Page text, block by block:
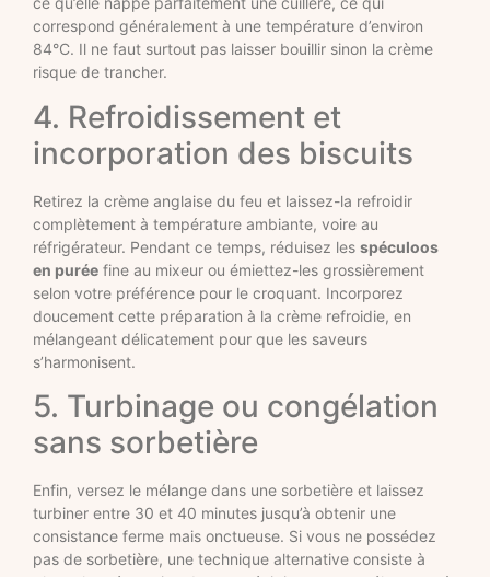
correspond généralement à une température d’environ
84°C. Il ne faut surtout pas laisser bouillir sinon la crème
risque de trancher.
4. Refroidissement et
incorporation des biscuits
Retirez la crème anglaise du feu et laissez-la refroidir
complètement à température ambiante, voire au
réfrigérateur. Pendant ce temps, réduisez les spéculoos
en purée fine au mixeur ou émiettez-les grossièrement
selon votre préférence pour le croquant. Incorporez
doucement cette préparation à la crème refroidie, en
mélangeant délicatement pour que les saveurs
s’harmonisent.
5. Turbinage ou congélation
sans sorbetière
Enfin, versez le mélange dans une sorbetière et laissez
turbiner entre 30 et 40 minutes jusqu’à obtenir une
consistance ferme mais onctueuse. Si vous ne possédez
pas de sorbetière, une technique alternative consiste à